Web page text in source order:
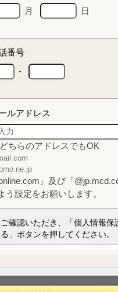
月 日
番号
-
ルアドレス
ちらのアドレスでもOK
」及び「
う設定をお願いします。
確認いただき、「個人情報保
」ボタンを押してください。